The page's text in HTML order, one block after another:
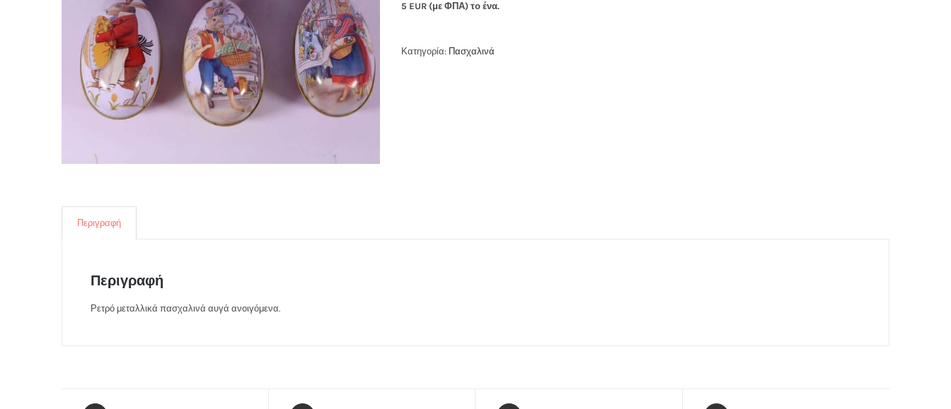
5 EUR (με ΦΠΑ) το ένα.
Κατηγορία: Πασχαλινά
Περιγραφή
Περιγραφή
Ρετρό μεταλλικά πασχαλινά αυγά ανοιγόμενα.